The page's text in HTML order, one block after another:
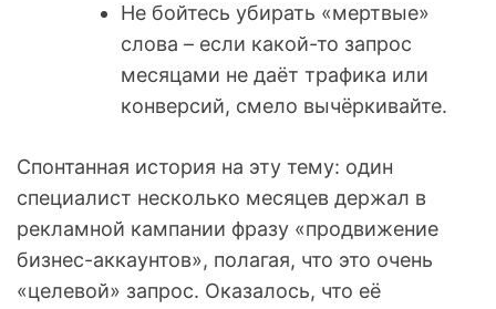
Не бойтесь убирать «мертвые»
слова – если какой-то запрос
месяцами не даёт трафика или
конверсий, смело вычёркивайте.
Спонтанная история на эту тему: один
специалист несколько месяцев держал в
рекламной кампании фразу «продвижение
бизнес-аккаунтов», полагая, что это очень
«целевой» запрос. Оказалось, что её